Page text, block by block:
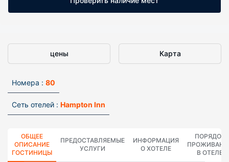
цены Карта
Номера : 80
Сеть отелей : Hampton Inn
ОБЩЕЕ
ОПИСАНИЕ
ГОСТИНИЦЫ
ПРЕДОСТАВЛЯЕМЫЕ
УСЛУГИ
ИНФОРМАЦИЯ
О ХОТЕЛЕ
ПОРЯДОК
В ОТЕЛЕ